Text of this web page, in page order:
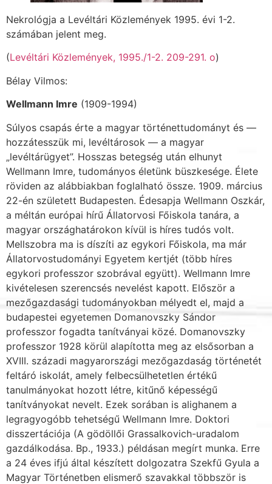
Nekrológja a Levéltári Közlemények 1995. évi 1-2.
számában jelent meg.
(Levéltári Közlemények, 1995./1-2. 209-291. o)
Bélay Vilmos:
Wellmann Imre (1909-1994)
Súlyos csapás érte a magyar történettudományt és —
hozzátesszük mi, levéltárosok — a magyar
„levéltárügyet”. Hosszas betegség után elhunyt
Wellmann Imre, tudományos éle­tünk büszkesége. Élete
röviden az alábbiakban foglalható össze. 1909. március
22-én szü­letett Budapesten. Édesapja Wellmann Oszkár,
a méltán európai hírű Állatorvosi Főiskola tanára, a
magyar országhatárokon kívül is híres tudós volt.
Mellszobra ma is díszíti az egy­kori Főiskola, ma már
Állatorvostudományi Egyetem kertjét (több híres
egykori pro­fesszor szobrával együtt). Wellmann Imre
kivételesen szerencsés nevelést kapott. Először a
mezőgazdasági tudományokban mélyedt el, majd a
budapestei egyetemen Domanovszky Sándor
professzor fogadta tanítványai közé. Domanovszky
professzor 1928 körül alapította meg az elsősorban a
XVIII. századi magyarországi mezőgazdaság történetét
feltáró iskolát, amely felbecsülhetetlen értékű
tanulmányokat hozott létre, kitűnő képességű
tanítványokat nevelt. Ezek sorában is alighanem a
legragyogóbb tehetségű Wellmann Imre. Doktori
disszertációja (A gödöllői Grassalkovich-uradalom
gazdálkodása. Bp., 1933.) példásan megírt munka. Erre
a 24 éves ifjú által készített dolgozatra Szekfű Gyula a
Magyar Törté­netben elismerő szavakkal többször is